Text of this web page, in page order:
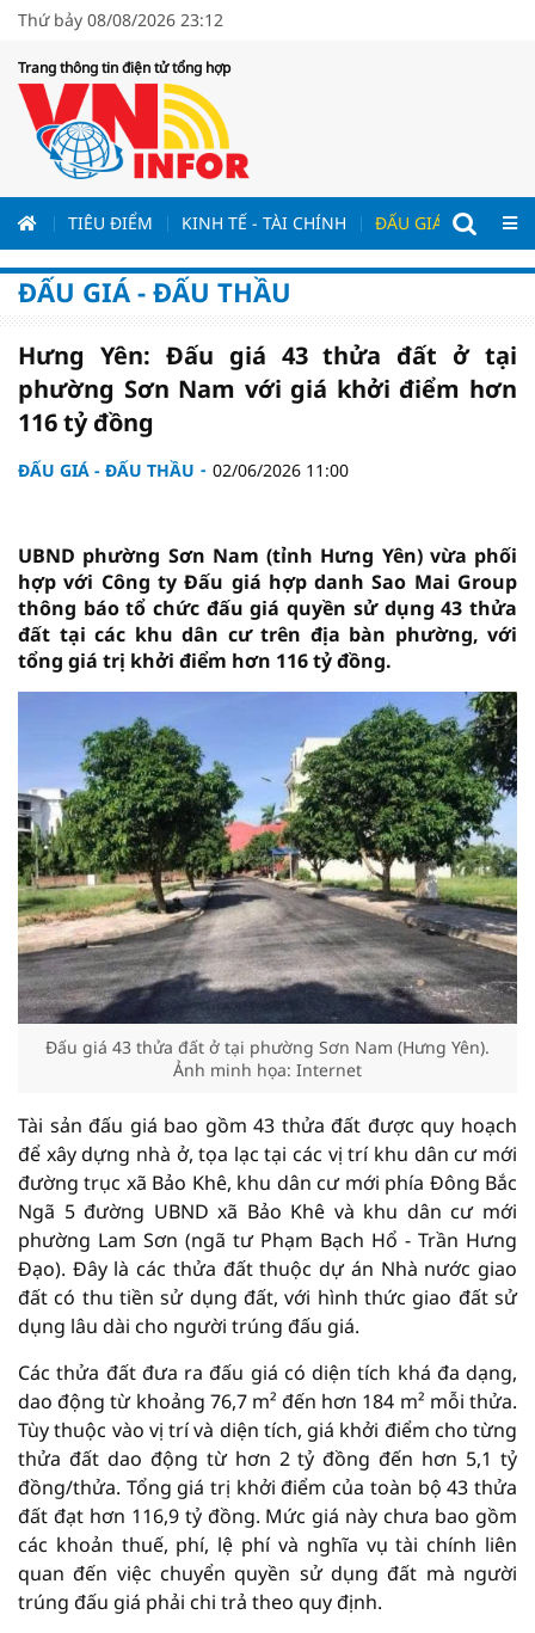
Thứ bảy 08/08/2026 23:12
Trang thông tin điện tử tổng hợp
TIÊU ĐIỂM KINH TẾ - TÀI CHÍNH ĐẤU GIÁ - ĐẤU
ĐẤU GIÁ - ĐẤU THẦU
Hưng Yên: Đấu giá 43 thửa đất ở tại
phường Sơn Nam với giá khởi điểm hơn
116 tỷ đồng
ĐẤU GIÁ - ĐẤU THẦU 02/06/2026 11:00
UBND phường Sơn Nam (tỉnh Hưng Yên) vừa phối
hợp với Công ty Đấu giá hợp danh Sao Mai Group
thông báo tổ chức đấu giá quyền sử dụng 43 thửa
đất tại các khu dân cư trên địa bàn phường, với
tổng giá trị khởi điểm hơn 116 tỷ đồng.
Đấu giá 43 thửa đất ở tại phường Sơn Nam (Hưng Yên).
Ảnh minh họa: Internet
Tài sản đấu giá bao gồm 43 thửa đất được quy hoạch
để xây dựng nhà ở, tọa lạc tại các vị trí khu dân cư mới
đường trục xã Bảo Khê, khu dân cư mới phía Đông Bắc
Ngã 5 đường UBND xã Bảo Khê và khu dân cư mới
phường Lam Sơn (ngã tư Phạm Bạch Hổ - Trần Hưng
Đạo). Đây là các thửa đất thuộc dự án Nhà nước giao
đất có thu tiền sử dụng đất, với hình thức giao đất sử
dụng lâu dài cho người trúng đấu giá.
Các thửa đất đưa ra đấu giá có diện tích khá đa dạng,
dao động từ khoảng 76,7 m² đến hơn 184 m² mỗi thửa.
Tùy thuộc vào vị trí và diện tích, giá khởi điểm cho từng
thửa đất dao động từ hơn 2 tỷ đồng đến hơn 5,1 tỷ
đồng/thửa. Tổng giá trị khởi điểm của toàn bộ 43 thửa
đất đạt hơn 116,9 tỷ đồng. Mức giá này chưa bao gồm
các khoản thuế, phí, lệ phí và nghĩa vụ tài chính liên
quan đến việc chuyển quyền sử dụng đất mà người
trúng đấu giá phải chi trả theo quy định.